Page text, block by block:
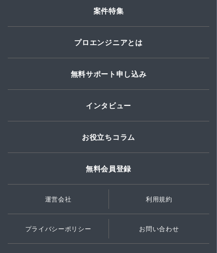
案件特集
プロエンジニアとは
無料サポート申し込み
インタビュー
お役立ちコラム
無料会員登録
運営会社 利用規約
プライバシーポリシー お問い合わせ